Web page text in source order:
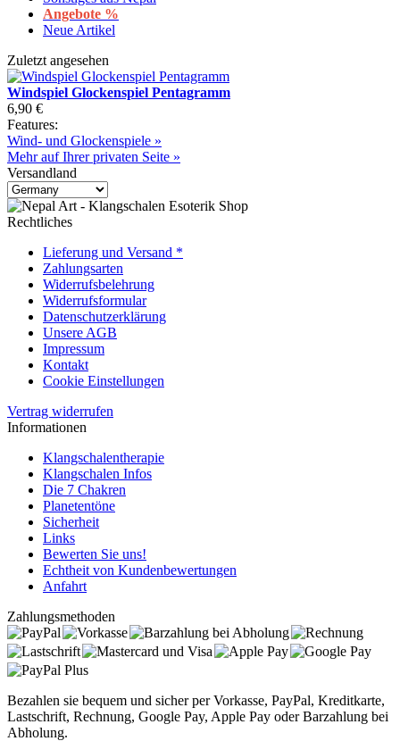
Angebote %
Neue Artikel
Zuletzt angesehen
Windspiel Glockenspiel Pentagramm
6,90 €
Features:
Wind- und Glockenspiele »
Mehr auf Ihrer privaten Seite »
Versandland
Rechtliches
Lieferung und Versand *
Zahlungsarten
Widerrufsbelehrung
Widerrufsformular
Datenschutzerklärung
Unsere AGB
Impressum
Kontakt
Cookie Einstellungen
Vertrag widerrufen
Informationen
Klangschalentherapie
Klangschalen Infos
Die 7 Chakren
Planetentöne
Sicherheit
Links
Bewerten Sie uns!
Echtheit von Kundenbewertungen
Anfahrt
Zahlungsmethoden
Bezahlen sie bequem und sicher per Vorkasse, PayPal, Kreditkarte,
Lastschrift, Rechnung, Google Pay, Apple Pay oder Barzahlung bei
Abholung.